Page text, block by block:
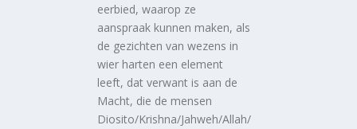
eerbied, waarop ze
aanspraak kunnen maken, als
de gezichten van wezens in
wier harten een element
leeft, dat verwant is aan de
Macht, die de mensen
Diosito/Krishna/Jahweh/Allah/